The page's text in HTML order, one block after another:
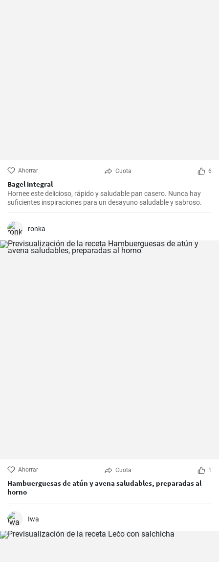
Ahorrar Cuota 6
Bagel integral
Hornee este delicioso, rápido y saludable pan casero. Nunca hay
suficientes inspiraciones para un desayuno saludable y sabroso.
ronka
Ahorrar Cuota 1
Hambuerguesas de atún y avena saludables, preparadas al
horno
Iwa